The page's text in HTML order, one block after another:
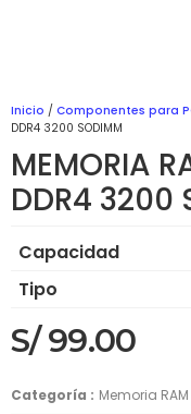
Inicio / Componentes para
DDR4 3200 SODIMM
MEMORIA
DDR4 3200
Capacidad
Tipo
S/99.00
Categoría : Memoria RAM